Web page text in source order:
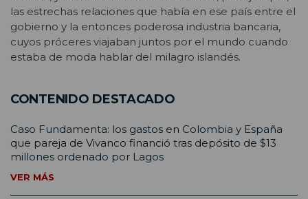
las estrechas relaciones que había en ese país entre el
gobierno y la entonces poderosa industria bancaria,
cuyos próceres viajaban juntos por el mundo cuando
estaba de moda hablar del milagro islandés.
CONTENIDO DESTACADO
Caso Fundamenta: los gastos en Colombia y España
que pareja de Vivanco financió tras depósito de $13
millones ordenado por Lagos
VER MÁS